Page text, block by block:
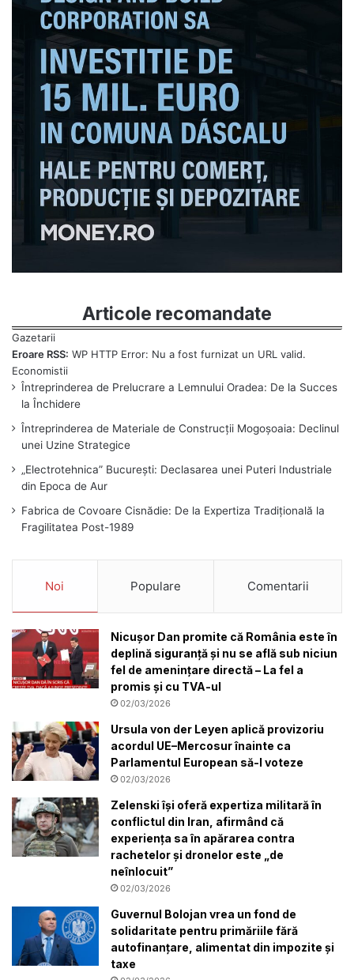
Articole recomandate
Eroare RSS: WP HTTP Error: Nu a fost furnizat un URL valid.
Întreprinderea de Prelucrare a Lemnului Oradea: De la Succes
la Închidere
Întreprinderea de Materiale de Construcții Mogoșoaia: Declinul
unei Uzine Strategice
„Electrotehnica” București: Declasarea unei Puteri Industriale
din Epoca de Aur
Fabrica de Covoare Cisnădie: De la Expertiza Tradițională la
Fragilitatea Post-1989
Noi Populare Comentarii
Nicușor Dan promite că România este în
deplină siguranță și nu se află sub niciun
fel de amenințare directă – La fel a
promis și cu TVA-ul
02/03/2026
Ursula von der Leyen aplică provizoriu
acordul UE–Mercosur înainte ca
Parlamentul European să-l voteze
02/03/2026
Zelenski își oferă expertiza militară în
conflictul din Iran, afirmând că
experiența sa în apărarea contra
rachetelor și dronelor este „de
neînlocuit”
02/03/2026
Guvernul Bolojan vrea un fond de
solidaritate pentru primăriile fără
autofinanțare, alimentat din impozite și
taxe